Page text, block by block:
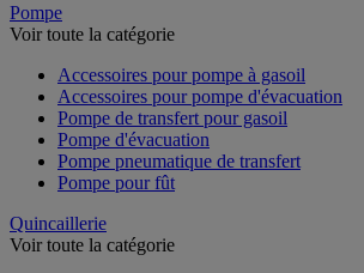
Pompe
Voir toute la catégorie
Accessoires pour pompe à gasoil
Accessoires pour pompe d'évacuation
Pompe de transfert pour gasoil
Pompe d'évacuation
Pompe pneumatique de transfert
Pompe pour fût
Quincaillerie
Voir toute la catégorie